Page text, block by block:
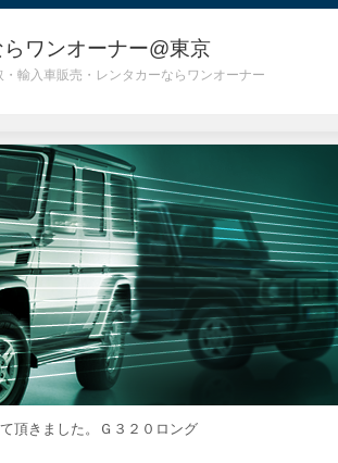
ワンオーナー@東京
輸入車販売・レンタカーならワンオーナー
頂きました。Ｇ３２０ロング